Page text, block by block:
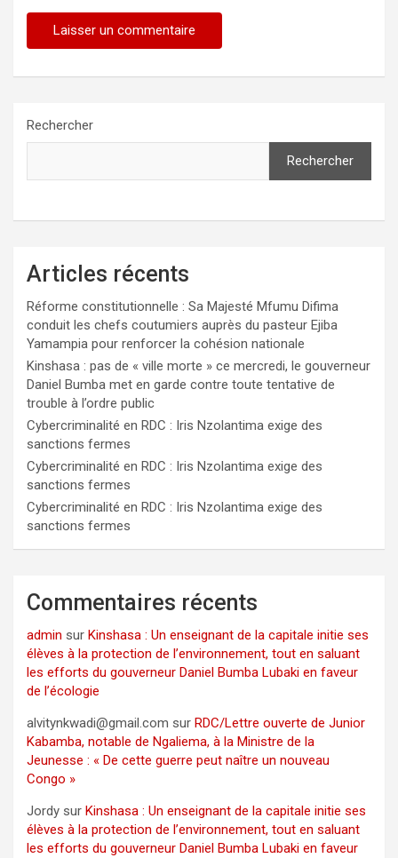
Rechercher
Rechercher
Articles récents
Réforme constitutionnelle : Sa Majesté Mfumu Difima
conduit les chefs coutumiers auprès du pasteur Ejiba
Yamampia pour renforcer la cohésion nationale
Kinshasa : pas de « ville morte » ce mercredi, le gouverneur
Daniel Bumba met en garde contre toute tentative de
trouble à l’ordre public
Cybercriminalité en RDC : Iris Nzolantima exige des
sanctions fermes
Cybercriminalité en RDC : Iris Nzolantima exige des
sanctions fermes
Cybercriminalité en RDC : Iris Nzolantima exige des
sanctions fermes
Commentaires récents
admin sur Kinshasa : Un enseignant de la capitale initie ses
élèves à la protection de l’environnement, tout en saluant
les efforts du gouverneur Daniel Bumba Lubaki en faveur
de l’écologie
alvitynkwadi@gmail.com sur RDC/Lettre ouverte de Junior
Kabamba, notable de Ngaliema, à la Ministre de la
Jeunesse : « De cette guerre peut naître un nouveau
Congo »
Jordy sur Kinshasa : Un enseignant de la capitale initie ses
élèves à la protection de l’environnement, tout en saluant
les efforts du gouverneur Daniel Bumba Lubaki en faveur